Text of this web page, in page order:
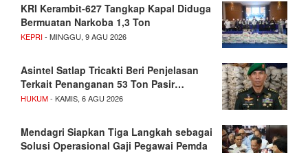
KRI Kerambit-627 Tangkap Kapal Diduga
Bermuatan Narkoba 1,3 Ton
KEPRI- MINGGU, 9 AGU 2026
Asintel Satlap Tricakti Beri Penjelasan
Terkait Penanganan 53 Ton Pasir…
HUKUM- KAMIS, 6 AGU 2026
Mendagri Siapkan Tiga Langkah sebagai
Solusi Operasional Gaji Pegawai Pemda